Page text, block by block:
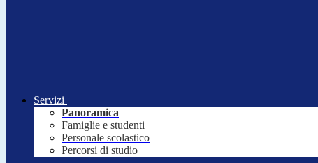
Servizi
Panoramica
Famiglie e studenti
Personale scolastico
Percorsi di studio